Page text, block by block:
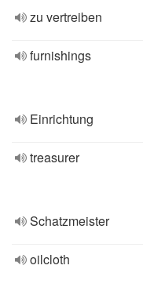
zu vertreiben
furnishings
Einrichtung
treasurer
Schatzmeister
oilcloth